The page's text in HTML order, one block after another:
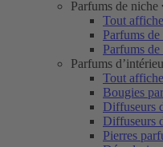
Parfums de niche
Tout
Parfums
Parfums
Parfums
Tout
Bougies
Diffuseurs
Diffuseurs
Pierres